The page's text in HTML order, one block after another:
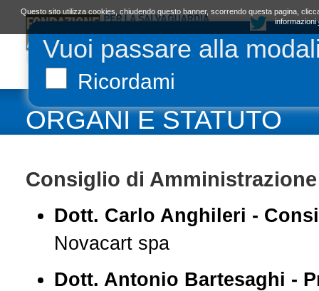
Vuoi passare alla
Ricordami
LA FONDAZIONE
ORGANI E STATUTO
Consiglio di Amministrazione
Dott. Carlo Anghileri -
Novacart spa
Dott. Antonio Bartesaghi -
Questo sito utilizza cookies, chiudendo questo banner, scorrendo questa pagina,
informazioni